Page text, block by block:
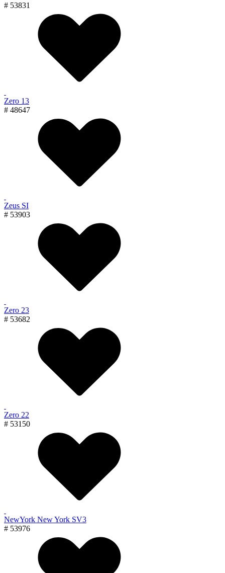
# 53831
Zero 13
# 48647
Zeus SI
# 53903
Zero 23
# 53682
Zero 22
# 53150
NewYork New York SV3
# 53976